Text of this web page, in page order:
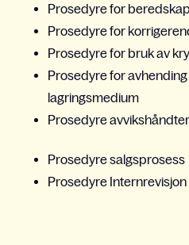
Prosedyre for
Prosedyre for
Prosedyre for bruk av
Prosedyre for
lagringsmedium
Prosedyre
Prosedyre salgsprosess
Prosedyre Internrevisjon